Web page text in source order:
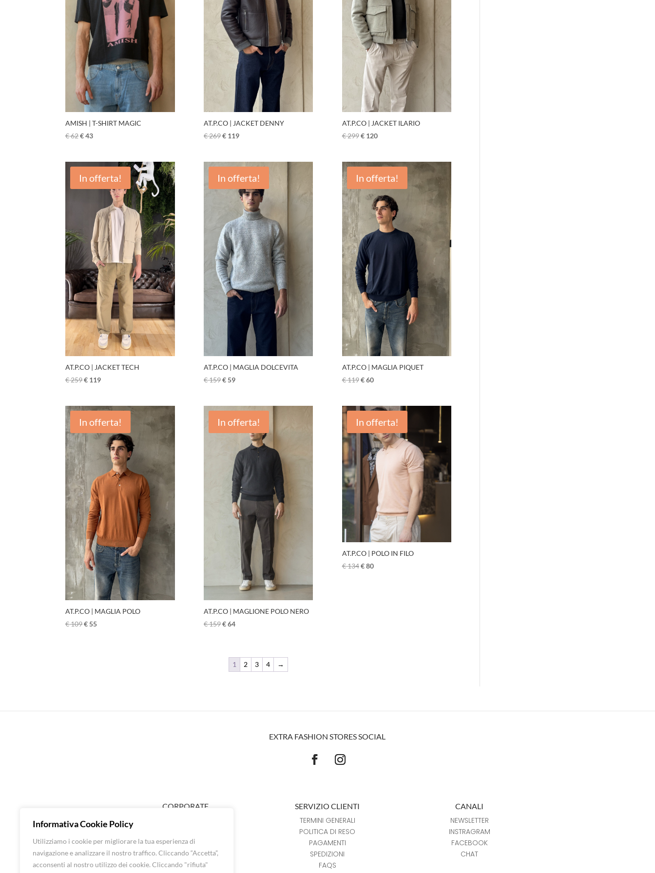
Informativa Cookie Policy
Utilizziamo i cookie per migliorare la tua esperienza di
navigazione e analizzare il nostro traffico. Cliccando “Accetta”,
acconsenti al nostro utilizzo dei cookie. Cliccando "rifiuta"
AMISH | T-SHIRT MAGIC
€62€43
AT.P.CO | JACKET DENNY
€269€119
AT.P.CO | JACKET ILARIO
€299 €120
In offerta!
AT.P.CO | JACKET TECH
€259€ 119
In offerta!
AT.P.CO | MAGLIA DOLCEVITA
€159€59
In offerta!
AT.P.CO | MAGLIA PIQUET
€119 €60
In offerta!
AT.P.CO | MAGLIA POLO
€109€55
In offerta!
AT.P.CO | MAGLIONE POLO NERO
€159€64
In offerta!
AT.P.CO | POLO IN FILO
€134 €80
1 2 3 4 →
EXTRA FASHION STORES SOCIAL
CORPORATE
SHOP UOMO
BRANDS
CONTATTI
SERVIZIO CLIENTI
TERMINI GENERALI
POLITICA DI RESO
PAGAMENTI
SPEDIZIONI
FAQS
CANALI
NEWSLETTER
INSTRAGRAM
FACEBOOK
CHAT